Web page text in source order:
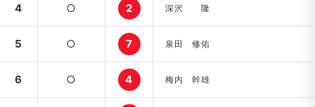
4 ○ 2 深沢 隆
5 ○ 7 泉田 修佑
6 ○ 4 梅内 幹雄